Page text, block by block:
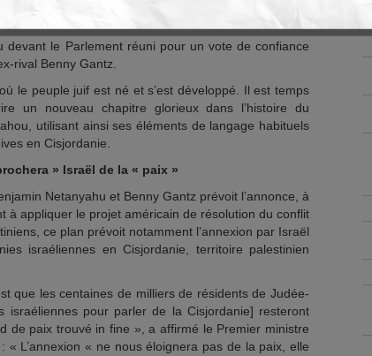
Cisjordanie occupée, a déclaré le 17 mai le Premier
devant le Parlement réuni pour un vote de confiance
rival Benny Gantz.
le peuple juif est né et s’est développé. Il est temps
un nouveau chapitre glorieux dans l’histoire du
utilisant ainsi ses éléments de langage habituels
en Cisjordanie.
» Israël de la « paix »
Netanyahu et Benny Gantz prévoit l’annonce, à
à appliquer le projet américain de résolution du conflit
ce plan prévoit notamment l’annexion par Israël
israéliennes en Cisjordanie, territoire palestinien
que les centaines de milliers de résidents de Judée-
israéliennes pour parler de la Cisjordanie] resteront
de paix trouvé in fine », a affirmé le Premier ministre
« L’annexion « ne nous éloignera pas de la paix, elle